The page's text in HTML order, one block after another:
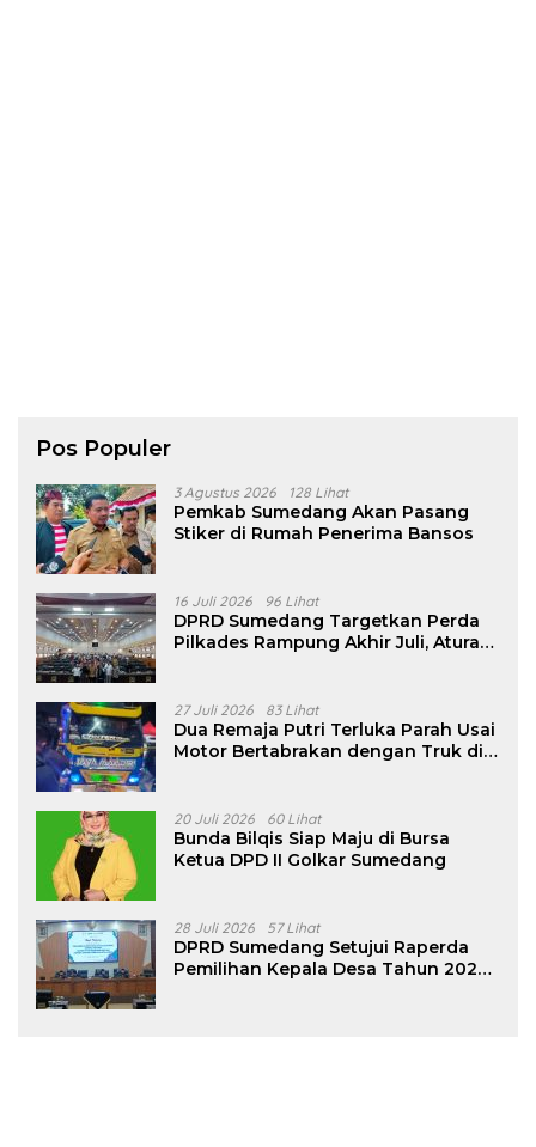
Pos Populer
3 Agustus 2026 128 Lihat
Pemkab Sumedang Akan Pasang
Stiker di Rumah Penerima Bansos
16 Juli 2026 96 Lihat
DPRD Sumedang Targetkan Perda
Pilkades Rampung Akhir Juli, Aturan
27 Juli 2026 83 Lihat
Dua Remaja Putri Terluka Parah Usai
Motor Bertabrakan dengan Truk di
20 Juli 2026 60 Lihat
Bunda Bilqis Siap Maju di Bursa
Ketua DPD II Golkar Sumedang
28 Juli 2026 57 Lihat
DPRD Sumedang Setujui Raperda
Pemilihan Kepala Desa Tahun 2026